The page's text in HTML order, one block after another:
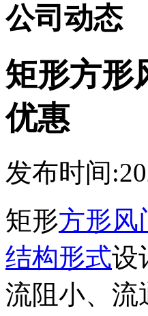
公司动态
矩形方形
优惠
发布时间
矩形方形风
结构形式设
流阻小、流